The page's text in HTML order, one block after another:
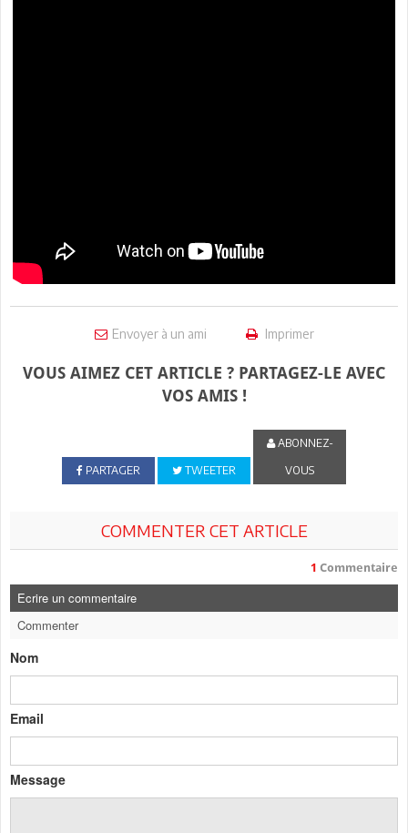
Envoyer à un ami Imprimer
VOUS AIMEZ CET ARTICLE ? PARTAGEZ-LE AVEC
VOS AMIS !
PARTAGER TWEETER
ABONNEZ-
VOUS
COMMENTER CET ARTICLE
1 Commentaire
Ecrire un commentaire
Commenter
Nom
Email
Message